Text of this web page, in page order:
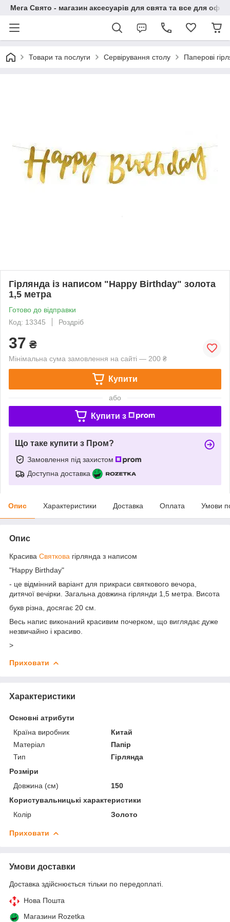
Мега Свято - магазин аксесуарів для свята та все для
Товари та послуги Сервірування столу Паперові
Гірлянда із написом "Happy Birthday" золота
1,5 метра
Готово до відправки
Код: 13345
Роздріб
37 ₴
Мінімальна сума замовлення на сайті — 200 ₴
Купити
або
Купити з
Що таке купити з Пром?
Замовлення під захистом
Доступна доставка
Опис Характеристики Доставка Оплата Умови
Опис
Красива Святкова гірлянда з написом
"Happy Birthday"
- це відмінний варіант для прикраси святкового вечора,
дитячої вечірки. Загальна довжина гірлянди 1,5 метра. Висота
букв різна, досягає 20 см.
Весь напис виконаний красивим почерком, що виглядає дуже
незвичайно і красиво.
>
Приховати
Характеристики
Основні атрибути
Країна виробник
Китай
Матеріал
Папір
Тип
Гірлянда
Розміри
Довжина (см)
150
Користувальницькі характеристики
Колір
Золото
Приховати
Умови доставки
Доставка здійснюється тільки по передоплаті.
Нова Пошта
Магазини Rozetka